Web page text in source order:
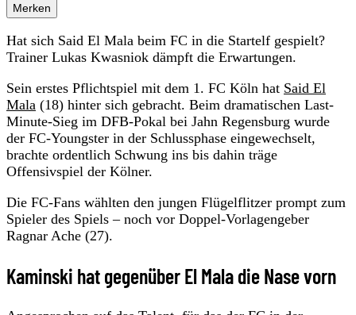
Merken
Hat sich Said El Mala beim FC in die Startelf gespielt?
Trainer Lukas Kwasniok dämpft die Erwartungen.
Sein erstes Pflichtspiel mit dem 1. FC Köln hat Said El
Mala (18) hinter sich gebracht. Beim dramatischen Last-
Minute-Sieg im DFB-Pokal bei Jahn Regensburg wurde
der FC-Youngster in der Schlussphase eingewechselt,
brachte ordentlich Schwung ins bis dahin träge
Offensivspiel der Kölner.
Die FC-Fans wählten den jungen Flügelflitzer prompt zum
Spieler des Spiels – noch vor Doppel-Vorlagengeber
Ragnar Ache (27).
Kaminski hat gegenüber El Mala die Nase vorn